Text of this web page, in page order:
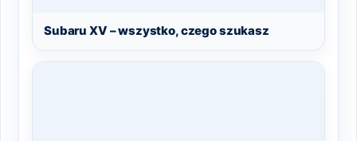
Subaru XV – wszystko, czego szukasz